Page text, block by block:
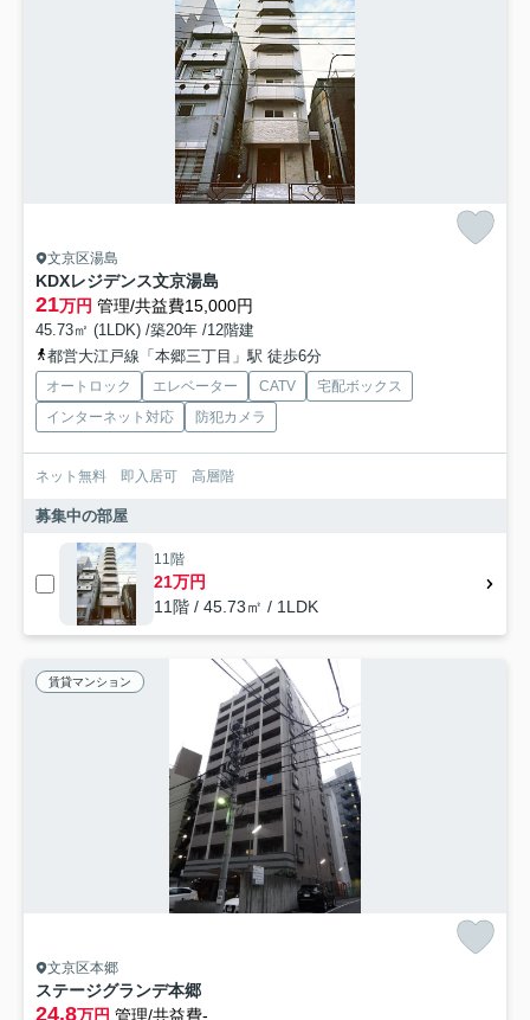
文京区湯島
KDXレジデンス文京湯島
21万円 管理/共益費15,000円
45.73㎡ (1LDK) /築20年 /12階建
都営大江戸線「本郷三丁目」駅 徒歩6分
オートロック エレベーター CATV
宅配ボックス
インターネット対応
防犯カメラ
ネット無料 即入居可 高層階
募集中の部屋
11階
21万円
11階 / 45.73㎡ / 1LDK
賃貸マンション
文京区本郷
ステージグランデ本郷
24.8万円 管理/共益費-